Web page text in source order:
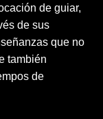
de guiar,
de sus
que no
también
de